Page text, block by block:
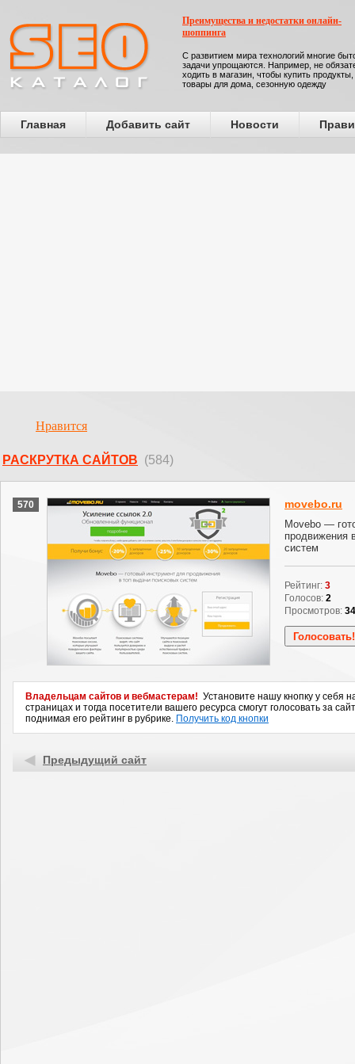
Преимущества и недостатки онлайн-
шоппинга
С развитием мира технологий многие
задачи упрощаются. Например, не
ходить в магазин, чтобы купить продукты,
товары для дома, сезонную одежду
Главная Добавить сайт Новости
Нравится
РАСКРУТКА САЙТОВ (584)
570 movebo.ru
Movebo —
продвижения
систем
Рейтинг: 3
Голосов: 2
Просмотров:
Владельцам сайтов и вебмастерам! Установите нашу кнопку у себя
страницах и тогда посетители вашего ресурса смогут голосовать за
поднимая его рейтинг в рубрике. Получить код кнопки
Предыдущий сайт